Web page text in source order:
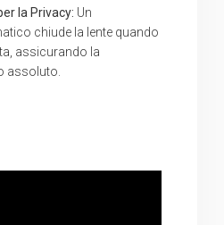
la Privacy: Un
chiude la lente quando
assicurando la
assoluto.